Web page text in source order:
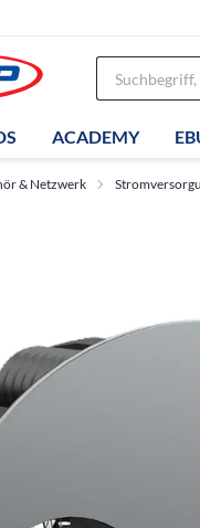
ACADEMY
& Netzwerk